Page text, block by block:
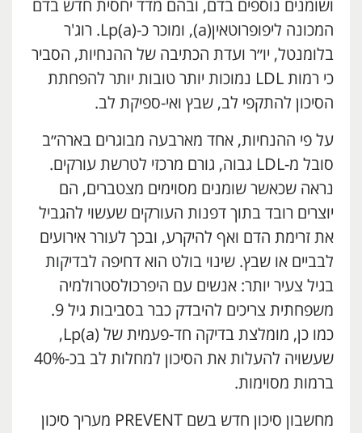
ושומנים נוספים בדם, ובהם מדד יחסית חדש בדם
המכונה ליפופרוטאין(a), ומוכר כ-Lp(a). רוג'ר
בלומנטל, יו״ר ועדת הכתיבה של ההנחיות, הסביר
כי רמות LDL נמוכות יותר טובות יותר להפחתת
הסיכון להתקפי לב, שבץ ואי-ספיקת לב.
על פי ההנחיות, אחד מארבעה מבוגרים בארה״ב
סובל מ-LDL גבוה, גורם מרכזי לטרשת עורקים.
נראה שכאשר שומנים מסוימים מצטברים, הם
יוצרים רובד בתוך דפנות העורקים שעשוי להגביל
את זרימת הדם ואף להיקרע, ובכך לעורר אירועים
לבביים או שבץ. שינוי בולט הוא דחיפה לבדיקות
בגיל צעיר יותר: אנשים עם היפרכולסטרולמיה
משפחתית צריכים להיבדק כבר בסביבות גיל 9.
כמו כן, מומלצת בדיקה חד-פעמית של Lp(a),
שעשויה להעלות את הסיכון למחלות לב בכ-40%
ברמות מסוימות.
מחשבון סיכון חדש בשם PREVENT מעריך סיכון